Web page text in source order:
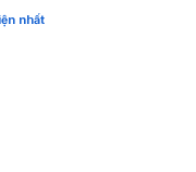
nhất